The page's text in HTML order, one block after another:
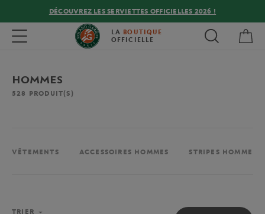
DÉCOUVREZ LES SERVIETTES OFFICIELLES 2026 !
Toggle navigation LA BOUTIQUE
OFFICIELLE
HOMMES
528 PRODUIT(S)
VÊTEMENTS ACCESSOIRES HOMMES STRIPES HOMME
TRIER